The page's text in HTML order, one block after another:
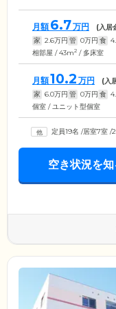
月額 6.7万円 (入居
家 2.6万円 管 0万円 食
相部屋 / 43m2 / 多床室
月額10.2 万円 (入
家 6.0万円 管 0万円 食
個室 / ユニット型個室
定員19名 /居室7室 /
空き状況を知